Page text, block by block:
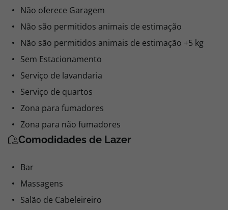
Não oferece Garagem
Não são permitidos animais de estimação
Não são permitidos animais de estimação +5 kg
Sem Estacionamento
Serviço de lavandaria
Serviço de quartos
Zona para fumadores
Zona para não fumadores
Comodidades de Lazer
Bar
Massagens
Salão de Cabeleireiro